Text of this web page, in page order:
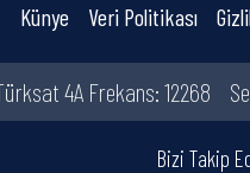
Künye Veri Politikası
4A Frekans: 12268
Bizi Takip